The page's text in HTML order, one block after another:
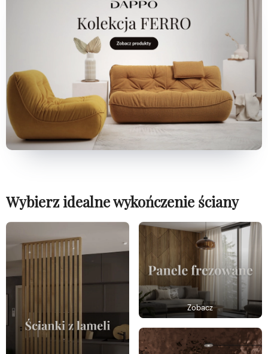
Wybierz idealne wykończenie ściany
Zobacz